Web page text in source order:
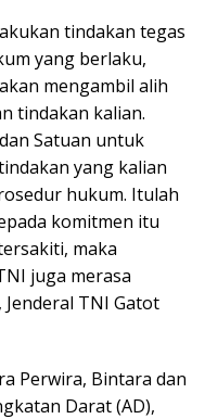
tindakan tegas
yang berlaku,
mengambil alih
tindakan kalian.
Satuan untuk
yang kalian
hukum. Itulah
komitmen itu
maka
juga merasa
TNI Gatot
Perwira, Bintara dan
Darat (AD),